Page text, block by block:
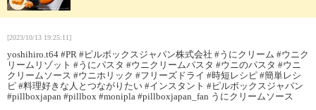
[2023/10/13 19:25:11]
yoshihiro.t64 #PR #ピルボックスジャパン株式会社 #うにクリーム #ウニク
リームリゾット #うにパスタ #ウニクリームパスタ #ウニのパスタ #ウニ
クリームソース #ウニホリック #フリーズドライ #時短レシピ #簡単レシ
ピ #料理好きな人とつながりたい #インスタント #ピルボックスジャパン
#pillboxjapan #pillbox #monipla #pillboxjapan_fan うにクリームソース